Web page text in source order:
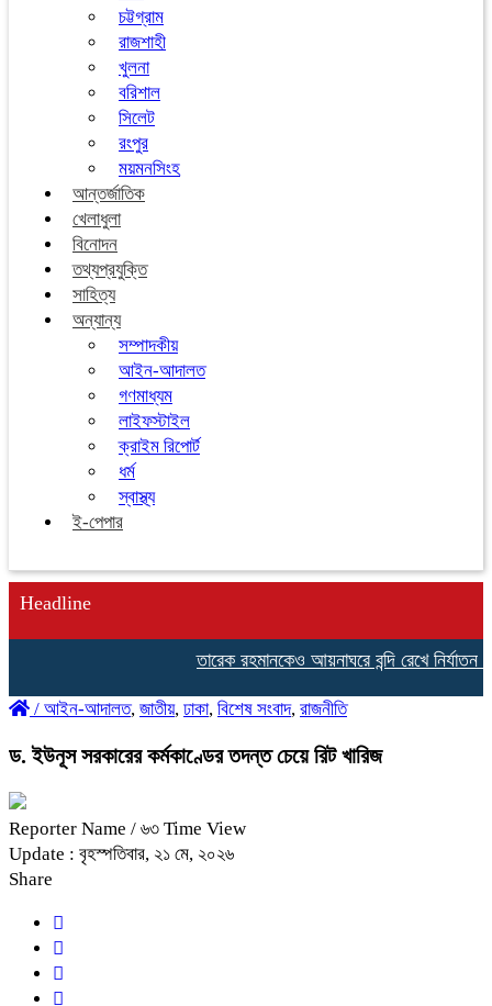
চট্টগ্রাম
রাজশাহী
খুলনা
বরিশাল
সিলেট
রংপুর
ময়মনসিংহ
আন্তর্জাতিক
খেলাধুলা
বিনোদন
তথ্যপ্রযুক্তি
সাহিত্য
অন্যান্য
সম্পাদকীয়
আইন-আদালত
গণমাধ্যম
লাইফস্টাইল
ক্রাইম রিপোর্ট
ধর্ম
স্বাস্থ্য
ই-পেপার
Headline
তারেক রহমানকেও আয়নাঘরে বন্দি রেখে নির্যাতন
/ আইন-আদালত, জাতীয়, ঢাকা, বিশেষ সংবাদ, রাজনীতি
ড. ইউনূস সরকারের কর্মকাণ্ডের তদন্ত চেয়ে রিট খারিজ
Reporter Name / ৬৩ Time View
Update : বৃহস্পতিবার, ২১ মে, ২০২৬
Share